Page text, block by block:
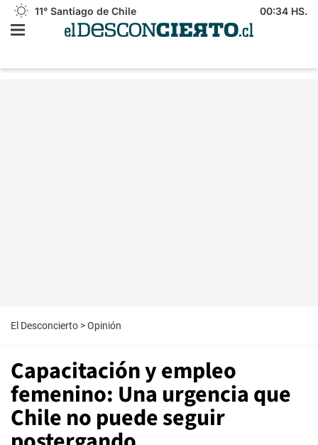
11° Santiago de Chile 00:34 HS.
El Desconcierto >Opinión
Capacitación y empleo
femenino: Una urgencia que
Chile no puede seguir